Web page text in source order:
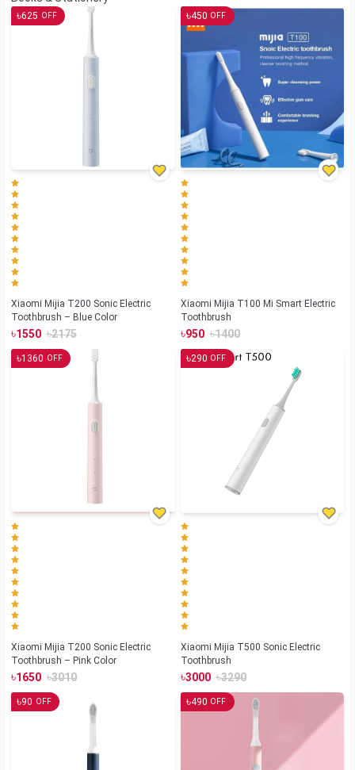
৳625 OFF
Xiaomi Mijia T200 Sonic Electric
Toothbrush – Blue Color
৳1550 ৳2175
৳450 OFF
Xiaomi Mijia T100 Mi Smart Electric
Toothbrush
৳950 ৳1400
৳1360 OFF
Xiaomi Mijia T200 Sonic Electric
Toothbrush – Pink Color
৳1650 ৳3010
৳290 OFF
Xiaomi Mijia T500 Sonic Electric
Toothbrush
৳3000 ৳3290
৳90 OFF ৳490 OFF